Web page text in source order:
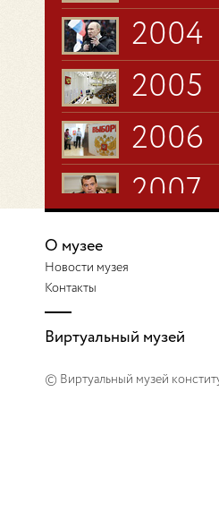
2004
2005
2006
2007
2010
О музее
Новости музея
Контакты
Виртуальный музей
© Виртуальный музей